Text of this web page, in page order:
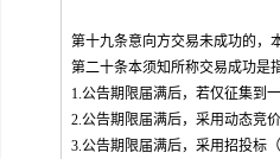
第十九条意向方交易未成功的，
第二十条本须知所称交易成功是指
1.公告期限届满后，若仅征集到
2.公告期限届满后，采用动态竞
3.公告期限届满后，采用招投标